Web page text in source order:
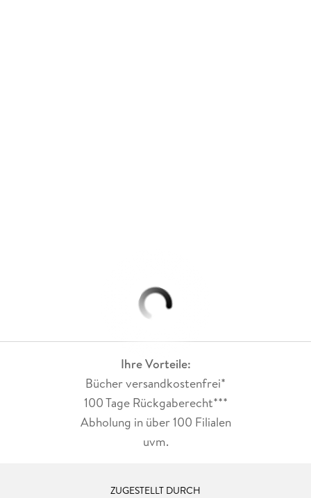
Ihre Vorteile:
Bücher versandkostenfrei*
100 Tage Rückgaberecht***
Abholung in über 100 Filialen
uvm.
ZUGESTELLT DURCH